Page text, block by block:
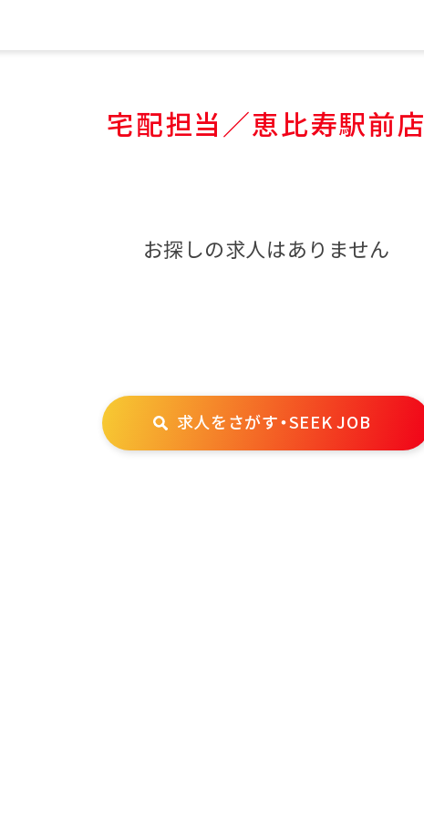
宅配担当／恵比寿駅前店
お探しの求人はありません
求人をさがす・SEEK JOB